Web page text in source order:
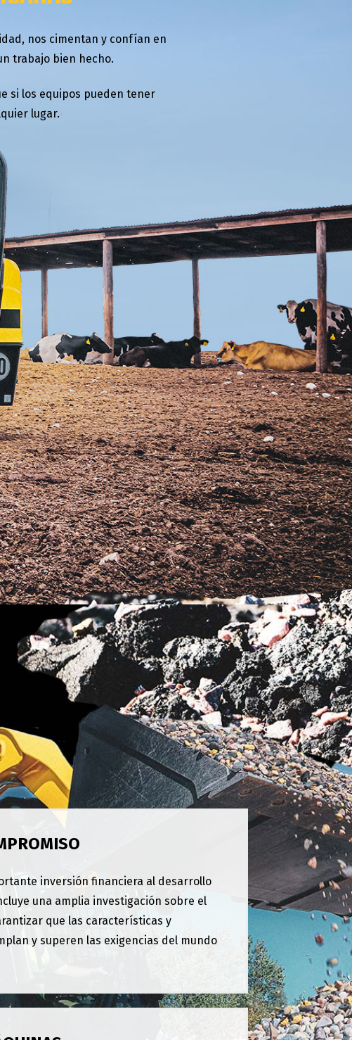
nos cimentan y confían en
trabajo bien hecho.
si los equipos pueden tener
lugar.
inversión financiera al desarrollo
una amplia investigación sobre el
que las características y
y superen las exigencias del mundo